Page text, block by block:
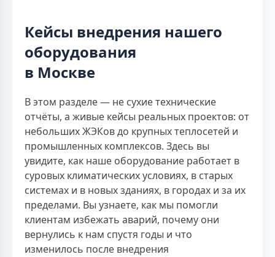
Кейсы внедрения нашего
оборудования
в Москве
В этом разделе — не сухие технические
отчёты, а живые кейсы реальных проектов: от
небольших ЖЭКов до крупных теплосетей и
промышленных комплексов. Здесь вы
увидите, как наше оборудование работает в
суровых климатических условиях, в старых
системах и в новых зданиях, в городах и за их
пределами. Вы узнаете, как мы помогли
клиентам избежать аварий, почему они
вернулись к нам спустя годы и что
изменилось после внедрения